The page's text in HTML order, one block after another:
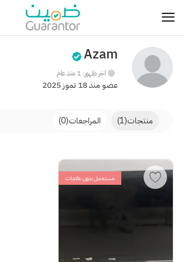
بيع
الآن
الرئيسية
تسجيل
المدونة
Azam
اخر ظهور: 1 منذ عام
عضو منذ 18 تموز 2025
منتجات(1) المراجعات(0)
مستعمل بدون علامات